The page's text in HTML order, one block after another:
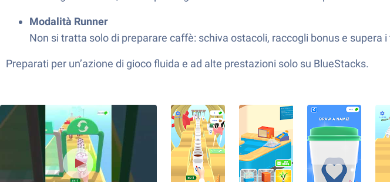
Modalità Runner
Non si tratta solo di preparare caffè: schiva ostacoli, raccogli bonus e
Preparati per un’azione di gioco fluida e ad alte prestazioni solo su BlueStacks.